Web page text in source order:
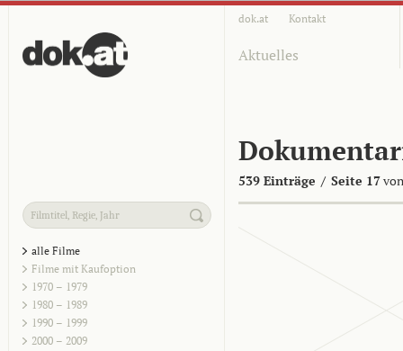
dok.at Kontakt
Aktuelles
539 Einträge / Seite 17
alle Filme
Filme mit Kaufoption
1970 – 1979
1980 – 1989
1990 – 1999
2000 – 2009